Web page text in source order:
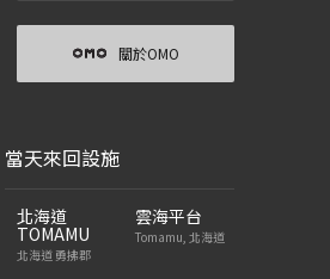
關於OMO
當天來回設施
北海道
TOMAMU
北海道 勇拂郡
雲海平台
Tomamu, 北海道